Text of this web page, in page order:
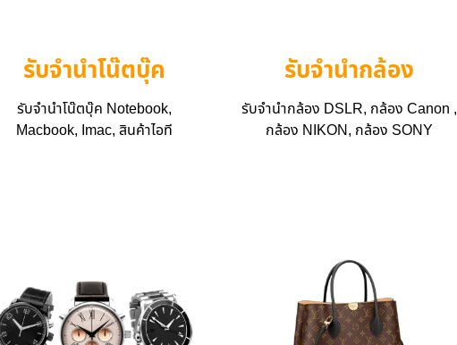
รับจำนำโน๊ตบุ๊ค
รับจำนำโน๊ตบุ๊ค Notebook,
Macbook, Imac, สินค้าไอที
รับจำนำกล้อง
รับจำนำกล้อง DSLR, กล้อง Canon ,
กล้อง NIKON, กล้อง SONY